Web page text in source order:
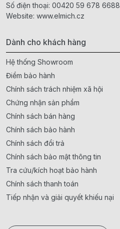
Số điện thoại: 00420 59 678 6688
Website: www.elmich.cz
Dành cho khách hàng
Hệ thống Showroom
Điểm bảo hành
Chính sách trách nhiệm xã hội
Chứng nhận sản phẩm
Chính sách bán hàng
Chính sách bảo hành
Chính sách đổi trả
Chính sách bảo mật thông tin
Tra cứu/kích hoạt bảo hành
Chính sách thanh toán
Tiếp nhận và giải quyết khiếu nại